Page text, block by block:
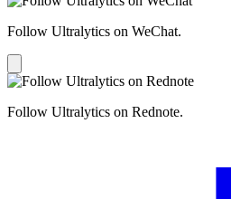
Follow Ultralytics on WeChat.
Follow Ultralytics on Rednote.